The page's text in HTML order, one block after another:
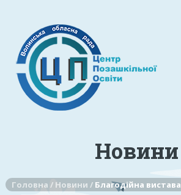
Новини
Головна / Новини / Благодійна вистава